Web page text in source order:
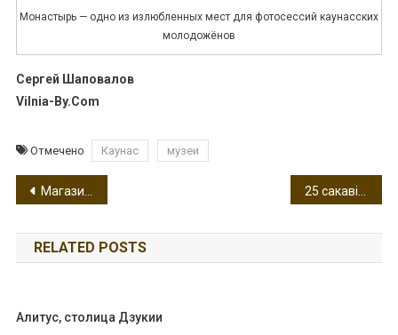
Монастырь — одно из излюбленных мест для фотосессий каунасских
молодожёнов
Сергей Шаповалов
Vilnia-By.Com
Отмечено Каунас музеи
Навигация
по
записям
Магазины Вильнюса: товары для новорожденных
RELATED POSTS
Алитус, столица Дзукии